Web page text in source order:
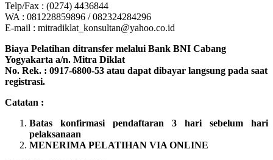
Telp/Fax : (0274) 4436844
WA : 081228859896 / 082324284296
E-mail : mitradiklat_konsultan@yahoo.co.id
Biaya Pelatihan ditransfer melalui Bank BNI Cabang
Yogyakarta a/n. Mitra Diklat
No. Rek. : 0917-6800-53 atau dapat dibayar langsung pada saat
registrasi.
Catatan :
Batas konfirmasi pendaftaran 3 hari sebelum hari
pelaksanaan
MENERIMA PELATIHAN VIA ONLINE